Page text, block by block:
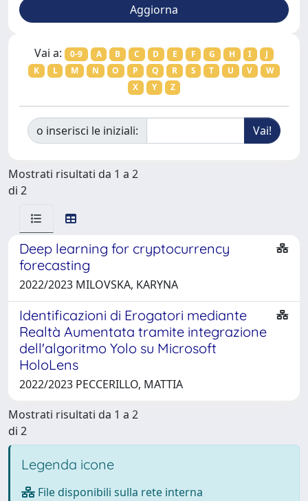
Vai a: 0-9 A B C D E F G H I
J
K
L M N O P Q R S T U V
W
X
Y Z
o inserisci le iniziali:
Mostrati risultati da 1 a 2
di 2
Deep learning for cryptocurrency
forecasting
2022/2023 MILOVSKA, KARYNA
Identificazioni di Erogatori mediante
Realtà Aumentata tramite integrazione
dell'algoritmo Yolo su Microsoft
HoloLens
2022/2023 PECCERILLO, MATTIA
Mostrati risultati da 1 a 2
di 2
Legenda icone
File disponibili sulla rete interna